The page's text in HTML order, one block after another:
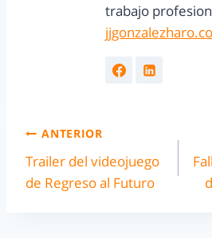
trabajo
ANTERIOR
Trailer del videojuego
de Regreso al Futuro